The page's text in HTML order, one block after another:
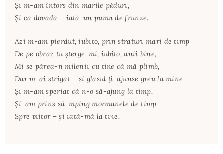
Şi m-am întors din marile păduri,
Şi ca dovadă – iată-un pumn de frunze.
Azi m-am pierdut, iubito, prin straturi mari de timp
De pe obraz tu şterge-mi, iubito, anii bine,
Mi se părea-n milenii cu tine că mă plimb,
Dar m-ai strigat – şi glasul ţi-ajunse greu la mine
Şi m-am speriat că n-o să-ajung la timp,
Şi-am prins să-mping mormanele de timp
Spre viitor – şi iată-mă la tine.